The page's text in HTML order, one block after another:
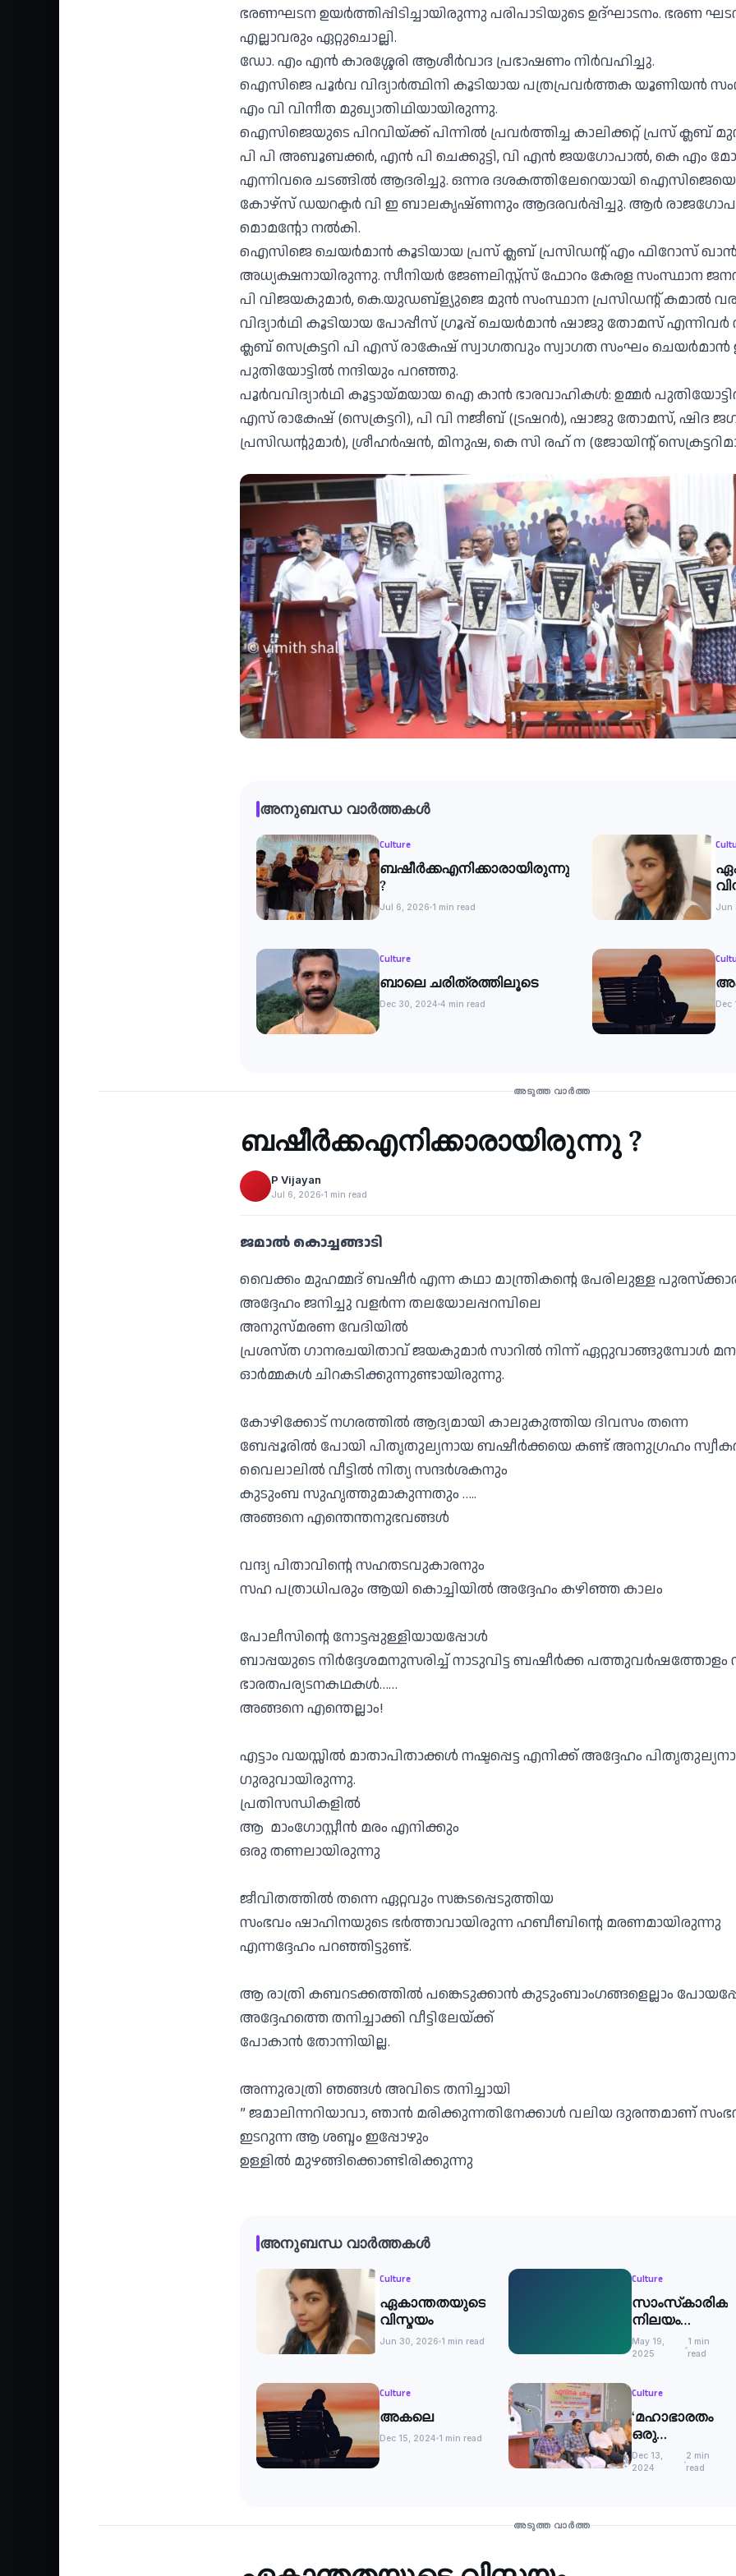
ഭരണഘടന ഉയർത്തിപ്പിടിച്ചായിരുന്നു പരിപാടിയുടെ ഉദ്ഘാടനം.
എല്ലാവരും ഏറ്റുചൊല്ലി.
ഡോ. എം എൻ കാരശ്ശേരി ആശീർവാദ പ്രഭാഷണം നിർവഹിച്ചു.
ഐസിജെ പൂർവ വിദ്യാർത്ഥിനി കൂടിയായ പത്രപ്രവർത്തക യൂണിയൻ
എം വി വിനീത മുഖ്യാതിഥിയായിരുന്നു.
ഐസിജെയുടെ പിറവിയ്ക്ക് പിന്നിൽ പ്രവർത്തിച്ച കാലിക്കറ്റ് പ്രസ് ക്ലബ്
പി പി അബൂബക്കർ, എൻ പി ചെക്കുട്ടി, വി എൻ ജയഗോപാൽ, കെ എം
എന്നിവരെ ചടങ്ങിൽ ആദരിച്ചു. ഒന്നര ദശകത്തിലേറെയായി
കോഴ്സ്‌ ഡയറക്ടർ വി ഇ ബാലകൃഷ്ണനും ആദരവർപ്പിച്ചു. ആർ
മൊമന്റോ നൽകി.
ഐസിജെ ചെയർമാൻ കൂടിയായ പ്രസ് ക്ലബ് പ്രസിഡന്റ് എം ഫിറോസ് ഖാൻ
അധ്യക്ഷനായിരുന്നു. സീനിയർ ജേണലിസ്റ്റ്സ് ഫോറം കേരള സംസ്ഥാന
പി വിജയകുമാർ, കെ.യുഡബ്ള്യുജെ മുൻ സംസ്ഥാന പ്രസിഡന്റ് കമാൽ
വിദ്യാർഥി കൂടിയായ പോപ്പീസ് ഗ്രൂപ്പ് ചെയർമാൻ ഷാജു തോമസ് എന്നിവർ
ക്ലബ് സെക്രട്ടറി പി എസ് രാകേഷ് സ്വാഗതവും സ്വാഗത സംഘം ചെയർമാൻ
പുതിയോട്ടിൽ നന്ദിയും പറഞ്ഞു.
പൂർവവിദ്യാർഥി കൂട്ടായ്മയായ ഐ കാൻ ഭാരവാഹികൾ: ഉമ്മർ
എസ് രാകേഷ് (സെക്രട്ടറി), പി വി നജീബ് (ട്രഷറർ), ഷാജു തോമസ്, ഷിദ
പ്രസിഡന്റുമാർ), ശ്രീഹർഷൻ, മിനുഷ, കെ സി രഹ് ന (ജോയിന്റ്
അനുബന്ധ വാർത്തകൾ
Culture
ബഷീർക്കഎനിക്കാരായിരുന്നു
?
Jul 6, 2026 1 min read Jun
Culture
ബാലെ ചരിത്രത്തിലൂടെ
Dec 30, 2024 4 min read Dec
അടുത്ത വാർത്ത
‹
ബഷീർക്കഎനിക്കാരായിരുന്നു ?
P Vijayan
Jul 6, 2026 1 min read
ജമാൽ കൊച്ചങ്ങാടി
വൈക്കം മുഹമ്മദ് ബഷീർ എന്ന കഥാ മാന്ത്രികൻ്റെ പേരിലുള്ള
അദ്ദേഹം ജനിച്ചു വളർന്ന തലയോലപ്പറമ്പിലെ
അനുസ്മരണ വേദിയിൽ
പ്രശസ്ത ഗാനരചയിതാവ് ജയകുമാർ സാറിൽ നിന്ന് ഏറ്റുവാങ്ങുമ്പോൾ
ഓർമ്മകൾ ചിറകടിക്കുന്നുണ്ടായിരുന്നു.
കോഴിക്കോട് നഗരത്തിൽ ആദ്യമായി കാലുകുത്തിയ ദിവസം തന്നെ
ബേപ്പൂരിൽ പോയി പിതൃതുല്യനായ ബഷീർക്കയെ കണ്ട് അനുഗ്രഹം
വൈലാലിൽ വീട്ടിൽ നിത്യ സന്ദർശകനും
കുടുംബ സുഹൃത്തുമാകുന്നതും …..
അങ്ങനെ എന്തെന്തനുഭവങ്ങൾ
വന്ദ്യ പിതാവിൻ്റെ സഹതടവുകാരനും
സഹ പത്രാധിപരും ആയി കൊച്ചിയിൽ അദ്ദേഹം കഴിഞ്ഞ കാലം
പോലീസിൻ്റെ നോട്ടപ്പുള്ളിയായപ്പോൾ
ബാപ്പയുടെ നിർദ്ദേശമനുസരിച്ച് നാടുവിട്ട ബഷീർക്ക പത്തുവർഷത്തോളം
ഭാരതപര്യടനകഥകൾ……
അങ്ങനെ എന്തെല്ലാം!
എട്ടാം വയസ്സിൽ മാതാപിതാക്കൾ നഷ്ടപ്പെട്ട എനിക്ക് അദ്ദേഹം
ഗുരുവായിരുന്നു.
പ്രതിസന്ധികളിൽ
ആ മാംഗോസ്റ്റീൻ മരം എനിക്കും
ഒരു തണലായിരുന്നു
ജീവിതത്തിൽ തന്നെ ഏറ്റവും സങ്കടപ്പെടുത്തിയ
സംഭവം ഷാഹിനയുടെ ഭർത്താവായിരുന്ന ഹബീബിൻ്റെ മരണമായിരുന്നു
എന്നദ്ദേഹം പറഞ്ഞിട്ടുണ്ട്.
ആ രാത്രി കബറടക്കത്തിൽ പങ്കെടുക്കാൻ കുടുംബാംഗങ്ങളെല്ലാം
അദ്ദേഹത്തെ തനിച്ചാക്കി വീട്ടിലേയ്ക്ക്
പോകാൻ തോന്നിയില്ല.
അന്നുരാത്രി ഞങ്ങൾ അവിടെ തനിച്ചായി
” ജമാലിന്നറിയാവാ, ഞാൻ മരിക്കുന്നതിനേക്കാൾ വലിയ ദുരന്തമാണ്
ഇടറുന്ന ആ ശബ്ദം ഇപ്പോഴും
ഉള്ളിൽ മുഴങ്ങിക്കൊണ്ടിരിക്കുന്നു
അനുബന്ധ വാർത്തകൾ
Culture
ഏകാന്തതയുടെ
വിസ്മയം
Jun 30, 2026 1 min read
Culture
സാംസ്‌കാരിക
നിലയം
ഉദ്ഘാടനം
May 19,
2025
1 min
read
Culture
അകലെ
Dec 15, 2024 1 min read
Culture
‘മഹാഭാരതം
ഒരു
സ്വതന്ത്ര
സോഫ്റ്റ്
Dec 13,
2024
2 min
read
അടുത്ത വാർത്ത
‹